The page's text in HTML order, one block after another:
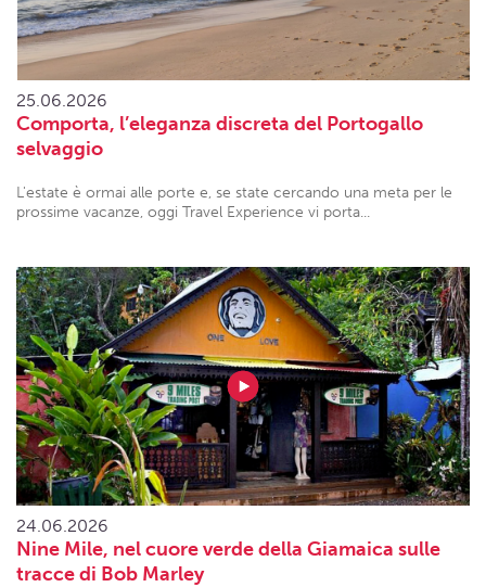
25.06.2026
Comporta, l’eleganza discreta del Portogallo
selvaggio
L'estate è ormai alle porte e, se state cercando una meta per le
prossime vacanze, oggi Travel Experience vi porta...
24.06.2026
Nine Mile, nel cuore verde della Giamaica sulle
tracce di Bob Marley